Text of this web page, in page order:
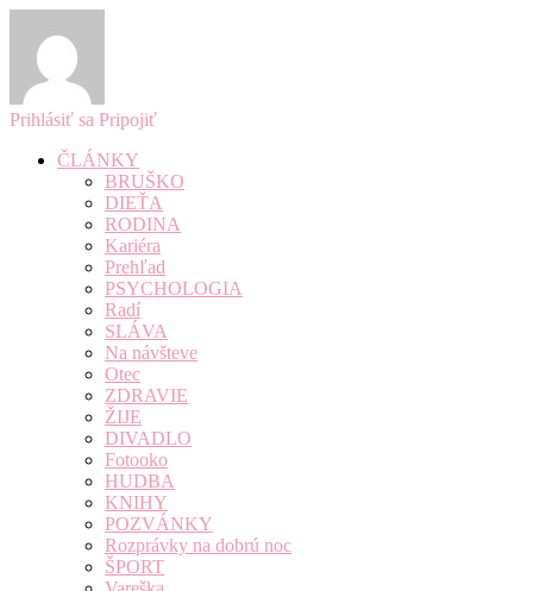
Prihlásiť sa Pripojiť
ČLÁNKY
BRUŠKO
DIEŤA
RODINA
Kariéra
Prehľad
PSYCHOLOGIA
Radí
SLÁVA
Na návšteve
Otec
ZDRAVIE
ŽIJE
DIVADLO
Fotooko
HUDBA
KNIHY
POZVÁNKY
Rozprávky na dobrú noc
ŠPORT